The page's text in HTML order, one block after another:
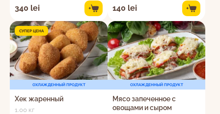
340 lei + 140 lei +
СУПЕР ЦЕНА
ОХЛАЖДЕННЫЙ ПРОДУКТ
Хек жаренный
1.00 кг
ОХЛАЖДЕННЫЙ ПРОДУКТ
Мясо запеченное с
овощами и сыром